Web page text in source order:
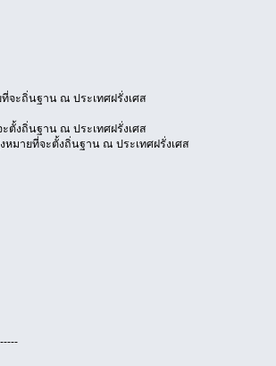
จะถิ่นฐาน ณ ประเทศฝรั่งเศส
ตั้งถิ่นฐาน ณ ประเทศฝรั่งเศส
มายที่จะตั้งถิ่นฐาน ณ ประเทศฝรั่งเศส